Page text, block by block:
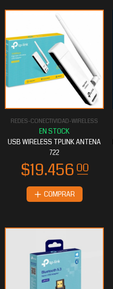
REDES-CONECTIVIDAD-WIRELESS
USB WIRELESS TPLINK ANTENA
722
COMPRAR